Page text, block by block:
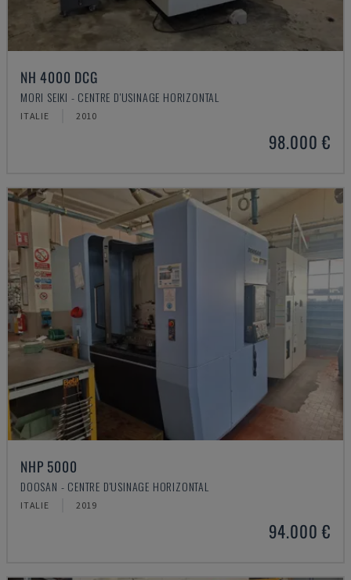
NH 4000 DCG
MORI SEIKI - CENTRE D'USINAGE HORIZONTAL
ITALIE 2010
98.000 €
NHP 5000
DOOSAN - CENTRE D'USINAGE HORIZONTAL
ITALIE 2019
94.000 €